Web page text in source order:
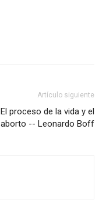
Artículo siguiente
El proceso de la vida y el
aborto -- Leonardo Boff